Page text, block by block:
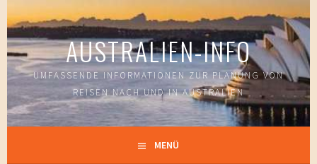
Springe
zum
Inhalt
AUSTRALIEN-INFO
UMFASSENDE INFORMATIONEN ZUR PLANUNG VON
REISEN NACH UND IN AUSTRALIEN
MENÜ